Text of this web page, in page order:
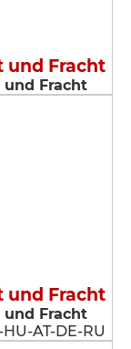
und Fracht
Fracht
und Fracht
Fracht
AT-DE-RU